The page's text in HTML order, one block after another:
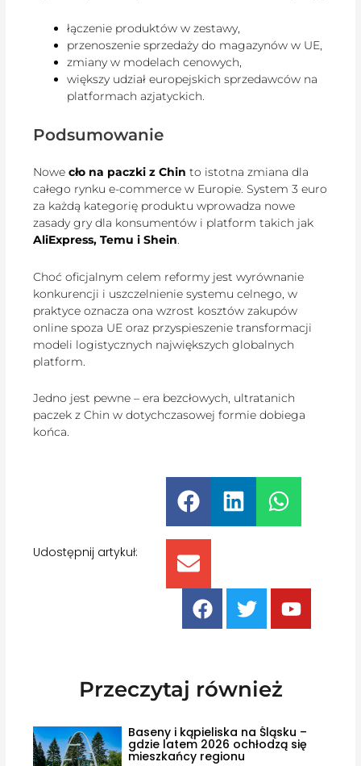
łączenie produktów w zestawy,
przenoszenie sprzedaży do magazynów w UE,
zmiany w modelach cenowych,
większy udział europejskich sprzedawców na
platformach azjatyckich.
Podsumowanie
Nowecło na paczki z Chin to istotna zmiana dla
całego rynku e-commerce w Europie. System 3 euro
za każdą kategorię produktu wprowadza nowe
zasady gry dla konsumentów i platform takich jak
AliExpress, Temu i Shein.
Choć oficjalnym celem reformy jest wyrównanie
konkurencji i uszczelnienie systemu celnego, w
praktyce oznacza ona wzrost kosztów zakupów
online spoza UE oraz przyspieszenie transformacji
modeli logistycznych największych globalnych
platform.
Jedno jest pewne – era bezcłowych, ultratanich
paczek z Chin w dotychczasowej formie dobiega
końca.
Udostępnij artykuł:
Przeczytaj również
Baseny i kąpieliska na Śląsku –
gdzie latem 2026 ochłodzą się
mieszkańcy regionu